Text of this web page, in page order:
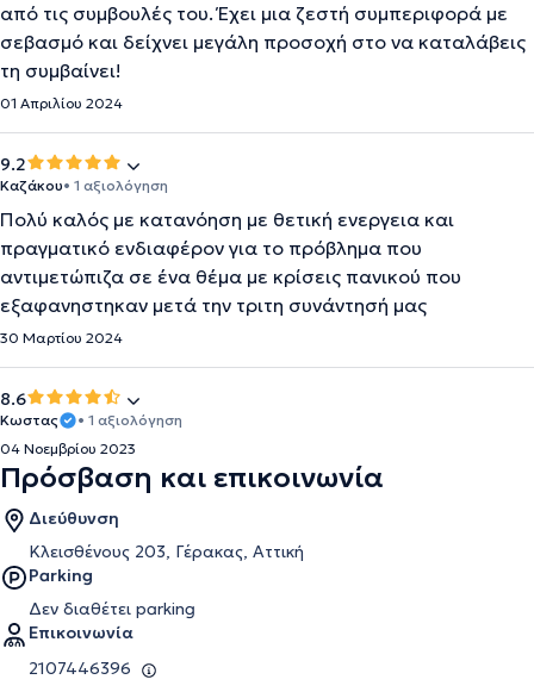
από τις συμβουλές του. Έχει μια ζεστή συμπεριφορά με
σεβασμό και δείχνει μεγάλη προσοχή στο να καταλάβεις
τη συμβαίνει!
01 Απριλίου 2024
9.2
Καζάκου• 1 αξιολόγηση
Πολύ καλός με κατανόηση με θετική ενεργεια και
πραγματικό ενδιαφέρον για το πρόβλημα που
αντιμετώπιζα σε ένα θέμα με κρίσεις πανικού που
εξαφανηστηκαν μετά την τριτη συνάντησή μας
30 Μαρτίου 2024
8.6
Κωστας
• 1 αξιολόγηση
04 Νοεμβρίου 2023
Πρόσβαση και επικοινωνία
Διεύθυνση
Κλεισθένους 203, Γέρακας, Αττική
Parking
Δεν διαθέτει parking
Επικοινωνία
2107446396